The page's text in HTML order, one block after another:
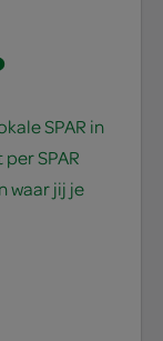
SPAR in
SPAR
waar jij je